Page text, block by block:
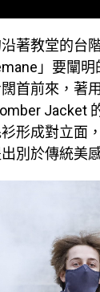
著教堂的台
」要闡
首前來，著
Jacket
形成對立面
別於傳統美